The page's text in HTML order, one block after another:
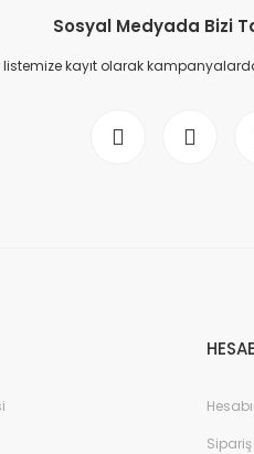
Sosyal Medyada Bizi
listemize kayıt olarak